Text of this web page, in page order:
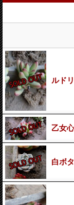
ルド
乙女
白ボ